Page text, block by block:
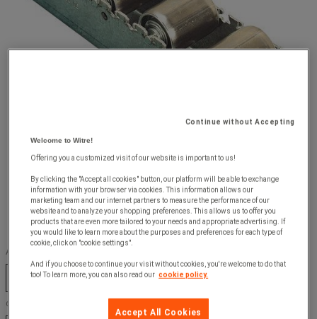
Antall ruller :
50
c/c ruller (mm) :
Continue without Accepting
Welcome to Witre!
Offering you a customized visit of our website is important to us!
By clicking the "Accept all cookies" button, our platform will be able to exchange
information with your browser via cookies. This information allows our
marketing team and our internet partners to measure the performance of our
website and to analyze your shopping preferences. This allows us to offer you
products that are even more tailored to your needs and appropriate advertising. If
you would like to learn more about the purposes and preferences for each type of
cookie, click on "cookie settings".
And if you choose to continue your visit without cookies, you're welcome to do that
too! To learn more, you can also read our cookie policy.
Accept All Cookies